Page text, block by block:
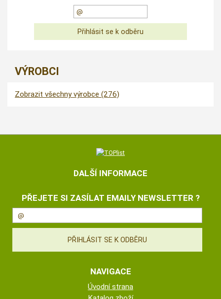
VÝROBCI
Zobrazit všechny výrobce (276)
DALŠÍ INFORMACE
PŘEJETE SI ZASÍLAT EMAILY NEWSLETTER ?
NAVIGACE
Úvodní strana